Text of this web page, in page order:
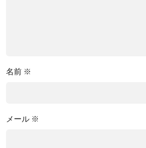
名前 ※
メール ※